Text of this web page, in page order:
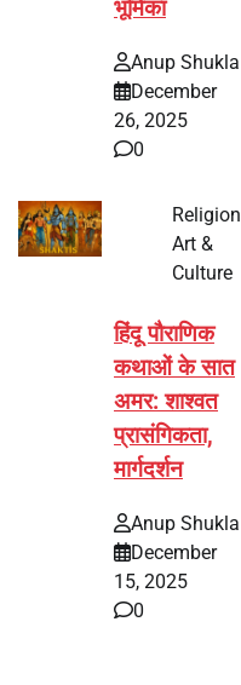
भूमिका
Anup Shukla
December
26, 2025
0
Religion
Art &
Culture
हिंदू पौराणिक
कथाओं के सात
अमर: शाश्वत
प्रासंगिकता,
मार्गदर्शन
Anup Shukla
December
15, 2025
0